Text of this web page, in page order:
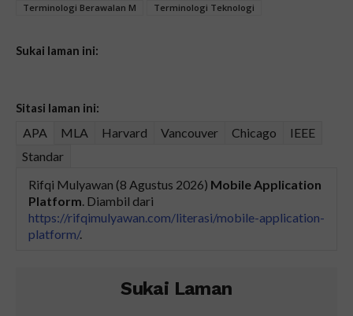
Terminologi Berawalan M
Terminologi Teknologi
Sukai laman ini:
Sitasi laman ini:
APA MLA Harvard Vancouver Chicago
IEEE
Standar
Rifqi Mulyawan (8 Agustus 2026) Mobile Application
Platform . Diambil dari
https://rifqimulyawan.com/literasi/mobile-application-
platform/.
Sukai Laman